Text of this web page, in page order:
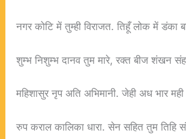
नगर कोटि में तुम्ही विराजत. तिहूँ लोक में डंका
शुम्भ निशुम्भ दानव तुम मारे, रक्त बीज शंखन
महिशासुर नृप अति अभिमानी. जेही अध भार
रुप कराल कालिका धारा. सेन सहित तुम तिहि